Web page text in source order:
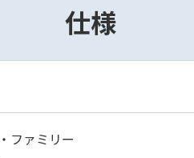
仕様
ファミリー